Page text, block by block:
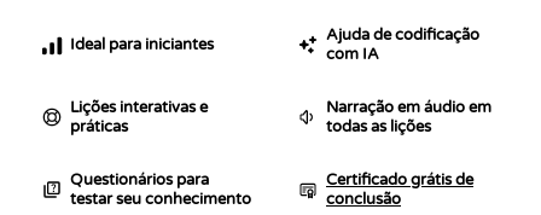
Ideal para iniciantes
Ajuda de codificação
com IA
Lições interativas e
práticas
Narração em áudio em
todas as lições
Questionários para
testar seu conhecimento
Certificado grátis de
conclusão